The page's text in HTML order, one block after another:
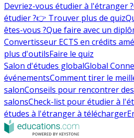
Devriez-vous étudier à l'étranger ?
étudier ?👉 Trouver plus de quiz
êtes-vous ?Que faire avec un
Convertisseur ECTS en crédits
plus d'outilsFaire le quiz
Salon d'études globalGlobal
événementsComment tirer le
salonConseils pour rencontrer
salonsCheck-list pour étudier à
études à l'étranger à télécharger